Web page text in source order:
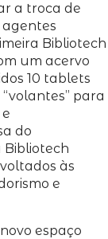
a troca de
Bibliotech
um acervo
10 tablets
para
do
Bibliotech
às
e
espaço